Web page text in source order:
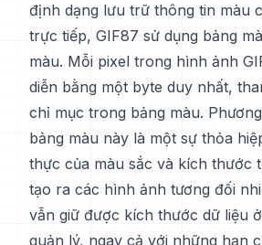
định dạng lưu trữ thông tin màu
trực tiếp, GIF87 sử dụng bảng
màu. Mỗi pixel trong hình ảnh
diễn bằng một byte duy nhất,
chỉ mục trong bảng màu.
bảng màu này là một sự thỏa
thực của màu sắc và kích thước
tạo ra các hình ảnh tương đối
vẫn giữ được kích thước dữ liệu
quản lý, ngay cả với những hạn